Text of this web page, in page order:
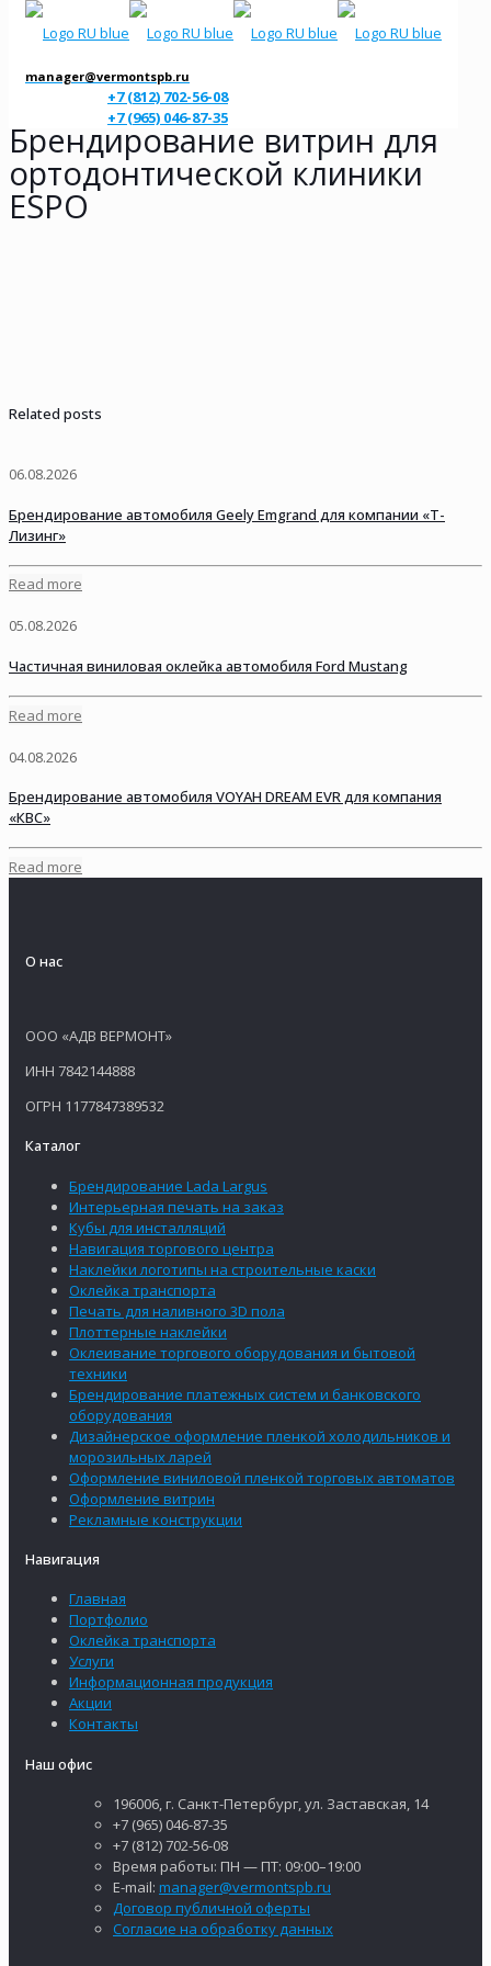
manager@vermontspb.ru
+7 (812) 702-56-08
+7 (965) 046-87-35
Брендирование витрин для
ортодонтической клиники
ESPO
Related posts
06.08.2026
Брендирование автомобиля Geely Emgrand для компании «Т-
Лизинг»
Read more
05.08.2026
Частичная виниловая оклейка автомобиля Ford Mustang
Read more
04.08.2026
Брендирование автомобиля VOYAH DREAM EVR для компания
«КВС»
Read more
О нас
ООО «АДВ ВЕРМОНТ»
ИНН 7842144888
ОГРН 1177847389532
Каталог
Брендирование Lada Largus
Интерьерная печать на заказ
Кубы для инсталляций
Навигация торгового центра
Наклейки логотипы на строительные каски
Оклейка транспорта
Печать для наливного 3D пола
Плоттерные наклейки
Оклеивание торгового оборудования и бытовой
техники
Брендирование платежных систем и банковского
оборудования
Дизайнерское оформление пленкой холодильников и
морозильных ларей
Оформление виниловой пленкой торговых автоматов
Оформление витрин
Рекламные конструкции
Навигация
Главная
Портфолио
Оклейка транспорта
Услуги
Информационная продукция
Акции
Контакты
Наш офис
196006, г. Санкт-Петербург, ул. Заставская, 14
+7 (965) 046-87-35
+7 (812) 702-56-08
Время работы: ПН — ПТ: 09:00–19:00
E-mail: manager@vermontspb.ru
Договор публичной оферты
Согласие на обработку данных